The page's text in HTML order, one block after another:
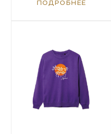
ПОДРОБНЕЕ